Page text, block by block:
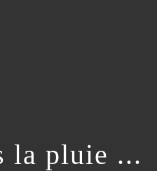
la pluie ...